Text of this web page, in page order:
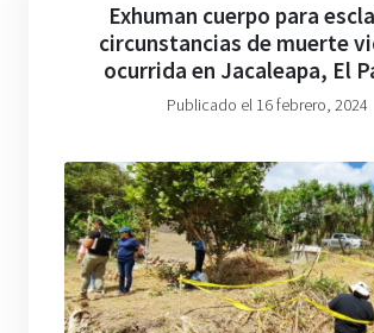
Exhuman cuerpo para
circunstancias de muerte
ocurrida en Jacaleapa, El
Publicado el 16 febrero, 2024